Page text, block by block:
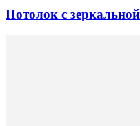
Потолок с